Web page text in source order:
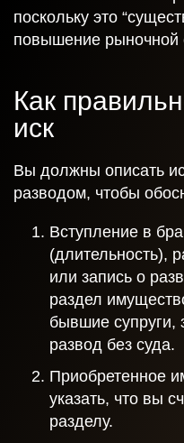
поскольку это
повышение рыночной
Как
иск
Вы должны описать
разводом, чтобы
Вступление в
(длительность),
или запись о
раздел
бывшие супруги,
развод без суда.
Приобретенное
указать, что вы
разделу.
Ваша заявка
будет